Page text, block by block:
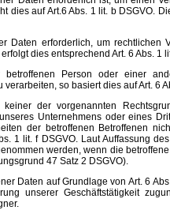
dies auf Art.6 Abs. 1 lit. b DSGVO.
Daten erforderlich, um rechtlichen
dies entsprechend Art. 6 Abs. 1
betroffenen Person oder einer
so basiert dies auf Art. 6
der vorgenannten
Unternehmens oder eines
der betroffenen Betroffenen
1 lit. f DSGVO. Laut Auffassung
werden, wenn die
47 Satz 2 DSGVO).
Daten auf Grundlage von Art. 6
unserer Geschäftstätigkeit